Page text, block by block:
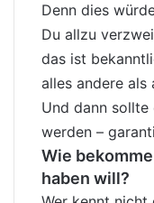
Denn dies
Du allzu
das ist
alles andere
Und dann sollte
werden –
Wie
haben will?